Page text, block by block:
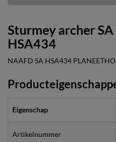
Sturmey archer
HSA434
NAAFD SA HSA434
Eigenschap
Artikelnummer